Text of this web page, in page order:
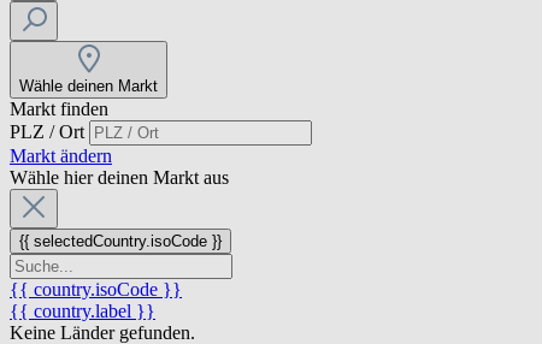
Wähle deinen Markt
Markt finden
PLZ / Ort
Markt ändern
Wähle hier deinen Markt aus
{{ selectedCountry.isoCode }}
{{ country.isoCode }}
{{ country.label }}
Keine Länder gefunden.